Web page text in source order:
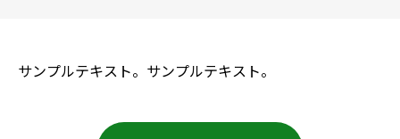
サンプルテキスト。サンプルテキスト。